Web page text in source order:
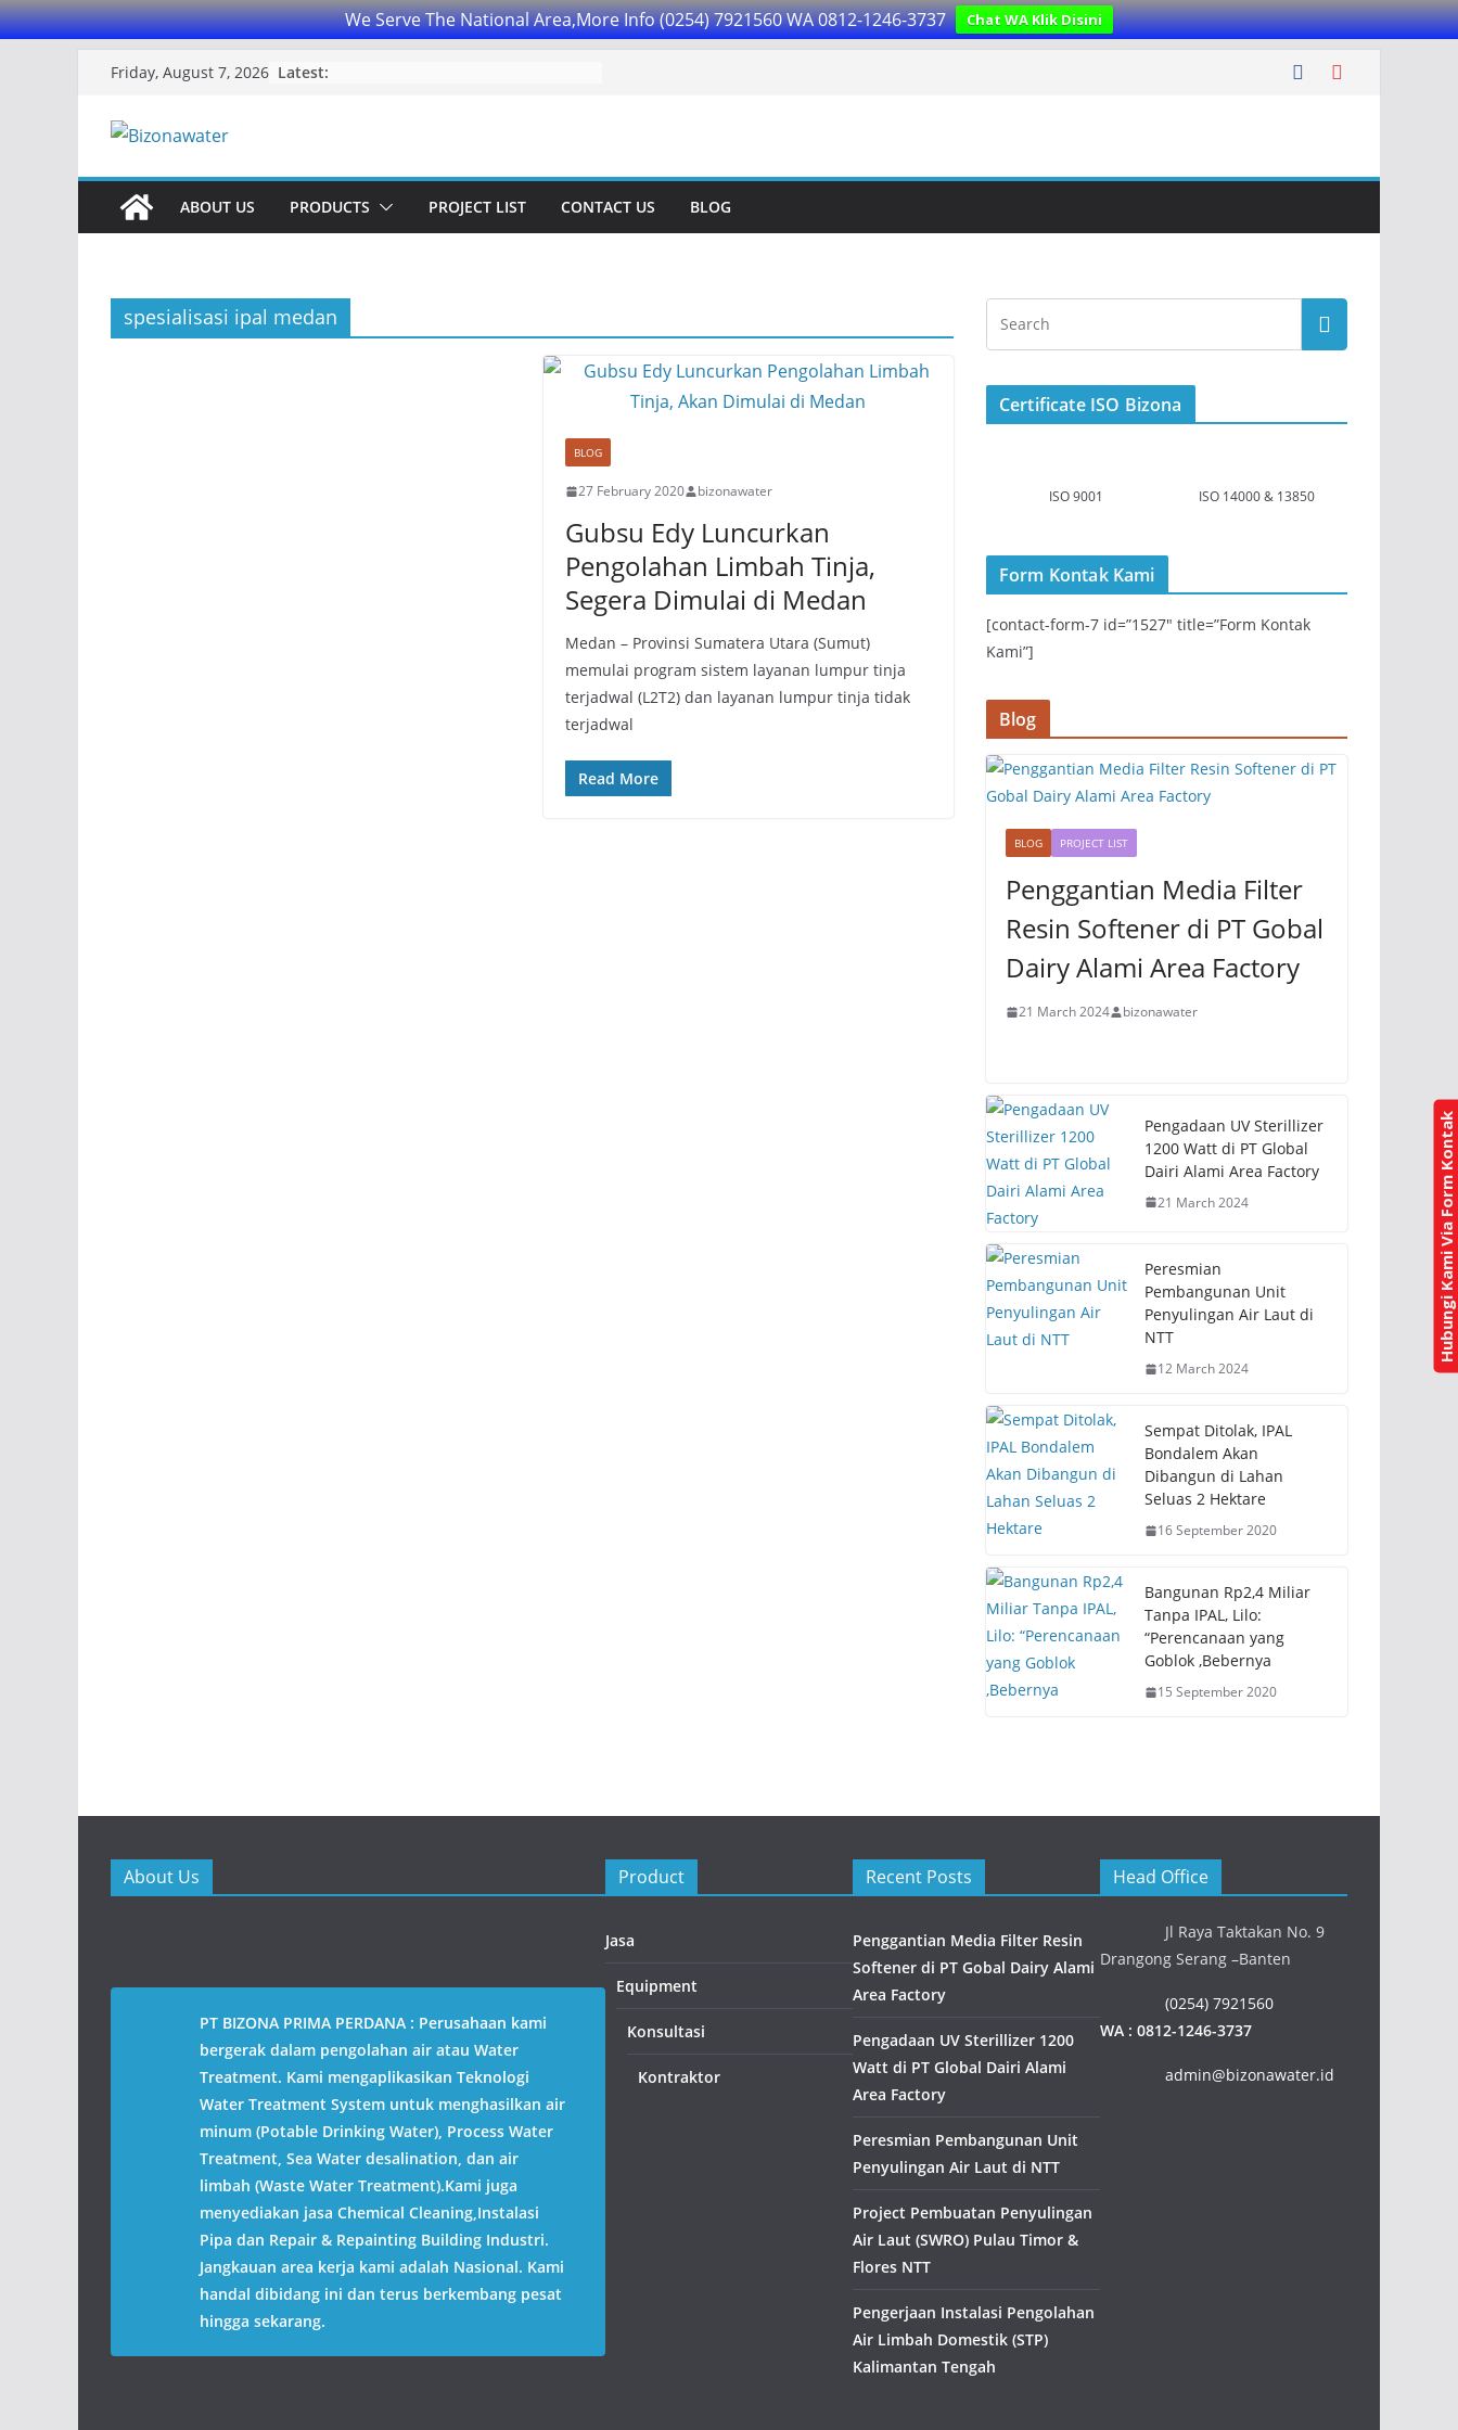
We Serve The National Area,More Info (0254) 7921560 WA 0812-1246-3737 Chat WA Klik Disini
content
Friday, August 7, 2026 Latest:
ABOUT US PRODUCTS PROJECT LIST CONTACT US BLOG
spesialisasi ipal medan
BLOG
27 February 2020 bizonawater
Gubsu Edy Luncurkan
Pengolahan Limbah Tinja,
Segera Dimulai di Medan
Medan – Provinsi Sumatera Utara (Sumut)
memulai program sistem layanan lumpur tinja
terjadwal (L2T2) dan layanan lumpur tinja tidak
terjadwal
Read More
Certificate ISO Bizona
ISO 9001 ISO 14000 & 13850
Form Kontak Kami
[contact-form-7 id=”1527″ title=”Form Kontak
Kami”]
Blog
BLOG PROJECT LIST
Penggantian Media Filter
Resin Softener di PT Gobal
Dairy Alami Area Factory
21 March 2024 bizonawater
Pengadaan UV Sterillizer
1200 Watt di PT Global
Dairi Alami Area Factory
21 March 2024
Peresmian
Pembangunan Unit
Penyulingan Air Laut di
NTT
12 March 2024
Sempat Ditolak, IPAL
Bondalem Akan
Dibangun di Lahan
Seluas 2 Hektare
16 September 2020
Bangunan Rp2,4 Miliar
Tanpa IPAL, Lilo:
“Perencanaan yang
Goblok ,Bebernya
15 September 2020
About Us
PT BIZONA PRIMA PERDANA : Perusahaan kami
bergerak dalam pengolahan air atau Water
Treatment. Kami mengaplikasikan Teknologi
Water Treatment System untuk menghasilkan air
minum (Potable Drinking Water), Process Water
Treatment, Sea Water desalination, dan air
limbah (Waste Water Treatment).Kami juga
menyediakan jasa Chemical Cleaning,Instalasi
Pipa dan Repair & Repainting Building Industri.
Jangkauan area kerja kami adalah Nasional. Kami
handal dibidang ini dan terus berkembang pesat
hingga sekarang.
Product
Jasa
Equipment
Konsultasi
Kontraktor
Recent Posts
Penggantian Media Filter Resin
Softener di PT Gobal Dairy Alami
Area Factory
Pengadaan UV Sterillizer 1200
Watt di PT Global Dairi Alami
Area Factory
Peresmian Pembangunan Unit
Penyulingan Air Laut di NTT
Project Pembuatan Penyulingan
Air Laut (SWRO) Pulau Timor &
Flores NTT
Pengerjaan Instalasi Pengolahan
Air Limbah Domestik (STP)
Kalimantan Tengah
Head Office
Jl Raya Taktakan No. 9
Drangong Serang –Banten
(0254) 7921560
WA : 0812-1246-3737
admin@bizonawater.id
Hubungi Kami Via Form Kontak